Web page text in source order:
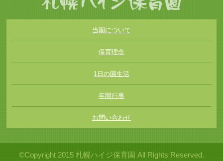
当園について
保育理念
1日の園生活
年間行事
お問い合わせ
©Copyright 2015 札幌ハイジ保育園 All Rights Reserved.